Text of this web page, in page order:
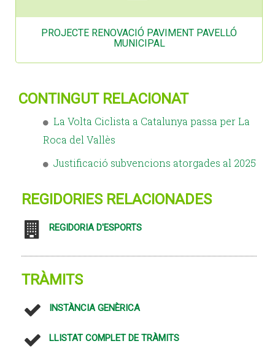
PROJECTE RENOVACIÓ PAVIMENT PAVELLÓ
MUNICIPAL
CONTINGUT RELACIONAT
La Volta Ciclista a Catalunya passa per La
Roca del Vallès
Justificació subvencions atorgades al 2025
REGIDORIES RELACIONADES
REGIDORIA D'ESPORTS
TRÀMITS
INSTÀNCIA GENÈRICA
LLISTAT COMPLET DE TRÀMITS